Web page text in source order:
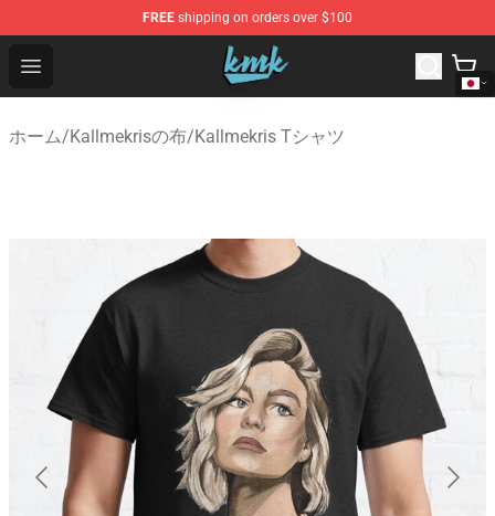
FREE shipping on orders over $100
Open menu
KallMeKris Store - Official KallMeKris Merchandise Shop
ホーム/Kallmekrisの布/Kallmekris Tシャツ